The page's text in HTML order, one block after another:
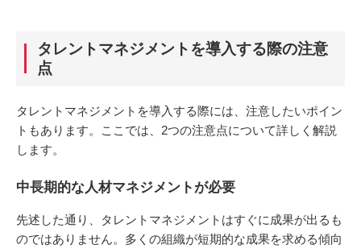
タレントマネジメントを導入する際の注意
点
タレントマネジメントを導入する際には、注意したいポイン
トもあります。ここでは、2つの注意点について詳しく解説
します。
中長期的な人材マネジメントが必要
先述した通り、タレントマネジメントはすぐに成果が出るも
のではありません。多くの組織が短期的な成果を求める傾向